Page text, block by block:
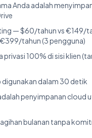
Anda adalah
— $60/tahun vs €149/
tahun (3 pengguna)
privasi 100% di sisi klien
digunakan dalam 30 detik
penyimpanan cloud
bulanan tanpa